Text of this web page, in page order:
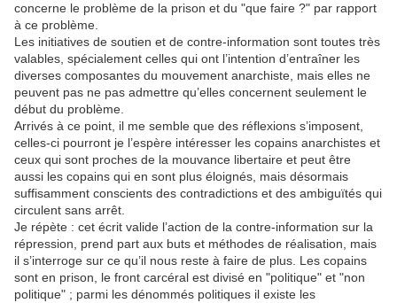
concerne le problème de la prison et du "que faire ?" par rapport
à ce problème.
Les initiatives de soutien et de contre-information sont toutes très
valables, spécialement celles qui ont l’intention d’entraîner les
diverses composantes du mouvement anarchiste, mais elles ne
peuvent pas ne pas admettre qu’elles concernent seulement le
début du problème.
Arrivés à ce point, il me semble que des réflexions s’imposent,
celles-ci pourront je l’espère intéresser les copains anarchistes et
ceux qui sont proches de la mouvance libertaire et peut être
aussi les copains qui en sont plus éloignés, mais désormais
suffisamment conscients des contradictions et des ambiguïtés qui
circulent sans arrêt.
Je répète : cet écrit valide l’action de la contre-information sur la
répression, prend part aux buts et méthodes de réalisation, mais
il s’interroge sur ce qu’il nous reste à faire de plus. Les copains
sont en prison, le front carcéral est divisé en "politique" et "non
politique" ; parmi les dénommés politiques il existe les